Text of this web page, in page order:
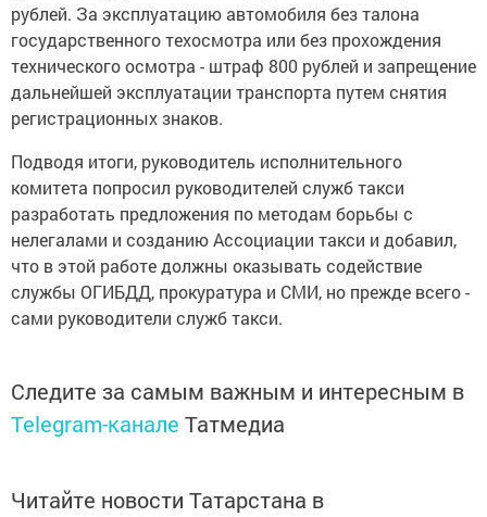
рублей. За эксплуатацию автомобиля без талона
государственного техосмотра или без прохождения
технического осмотра - штраф 800 рублей и запрещение
дальнейшей эксплуатации транспорта путем снятия
регистрационных знаков.
Подводя итоги, руководитель исполнительного
комитета попросил руководителей служб такси
разработать предложения по методам борьбы с
нелегалами и созданию Ассоциации такси и добавил,
что в этой работе должны оказывать содействие
службы ОГИБДД, прокуратура и СМИ, но прежде всего -
сами руководители служб такси.
Следите за самым важным и интересным в
Telegram-канале Татмедиа
Читайте новости Татарстана в